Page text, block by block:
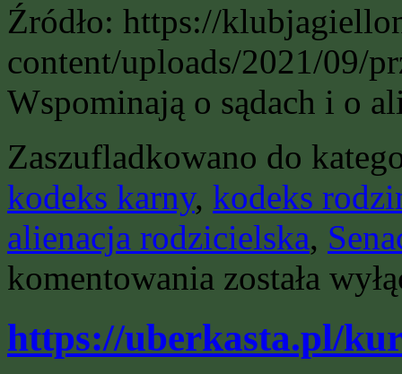
Źródło: https://
content/uploads/2021/09/
Wspominają o sądach i o
Zaszufladkowano do
kodeks karny, kodeks
alienacja rodzicielska,
komentowania
–
została
https://uberkasta.pl/